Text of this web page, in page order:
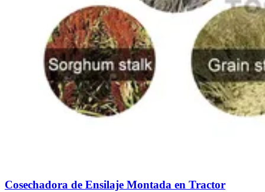
Cosechadora de Ensilaje Montada en Tractor